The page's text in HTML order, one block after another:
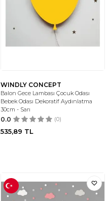
WINDLY CONCEPT
Balon Gece Lambası Çocuk Odası
Bebek Odası Dekoratif Aydınlatma
30cm - Sarı
0.0 (0)
535,89 TL